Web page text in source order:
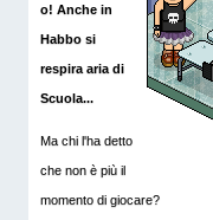
o! Anche in
Habbo si
respira aria di
Scuola...
Ma chi l'ha detto
che non è più il
momento di giocare?